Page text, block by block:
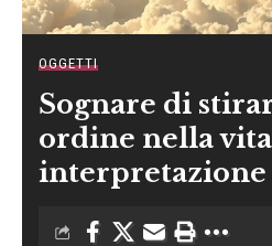
OGGETTI
Sognare di
ordine nella
interpretazione